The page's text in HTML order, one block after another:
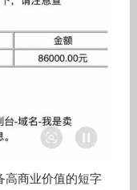
高商业价值的短字